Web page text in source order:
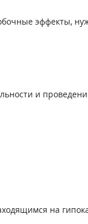
эффекты,
и
на